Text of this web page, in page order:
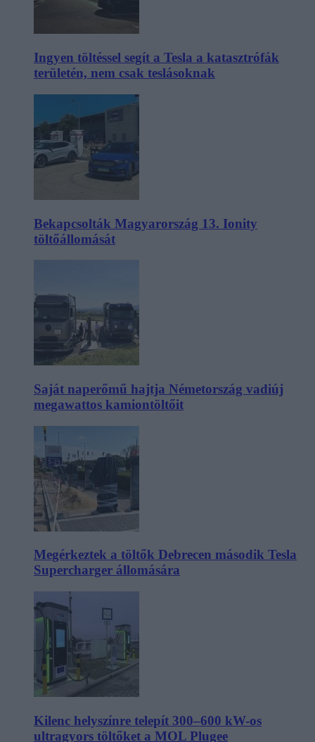
Ingyen töltéssel segít a Tesla a katasztrófák
területén, nem csak teslásoknak
Bekapcsolták Magyarország 13. Ionity
töltőállomását
Saját naperőmű hajtja Németország vadiúj
megawattos kamiontöltőit
Megérkeztek a töltők Debrecen második Tesla
Supercharger állomására
Kilenc helyszínre telepít 300–600 kW-os
ultragyors töltőket a MOL Plugee